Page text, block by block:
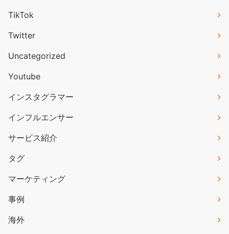
TikTok
Twitter
Uncategorized
Youtube
インスタグラマー
インフルエンサー
サービス紹介
タグ
マーケティング
事例
海外